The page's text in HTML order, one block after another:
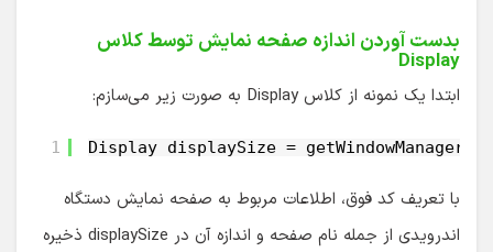
بدست آوردن اندازه صفحه نمایش توسط کلاس
Display
ابتدا یک نمونه از کلاس Display به صورت زیر می‌سازم:
1 Display displaySize =
با تعریف کد فوق، اطلاعات مربوط به صفحه نمایش دستگاه
اندرویدی از جمله نام صفحه و اندازه آن در displaySize ذخیره